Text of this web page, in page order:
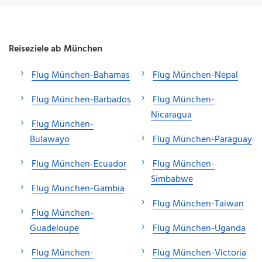
Reiseziele ab München
Flug München-Bahamas
Flug München-Barbados
Flug München-
Bulawayo
Flug München-Ecuador
Flug München-Gambia
Flug München-
Guadeloupe
Flug München-
Flug München-Nepal
Flug München-
Nicaragua
Flug München-Paraguay
Flug München-
Simbabwe
Flug München-Taiwan
Flug München-Uganda
Flug München-Victoria